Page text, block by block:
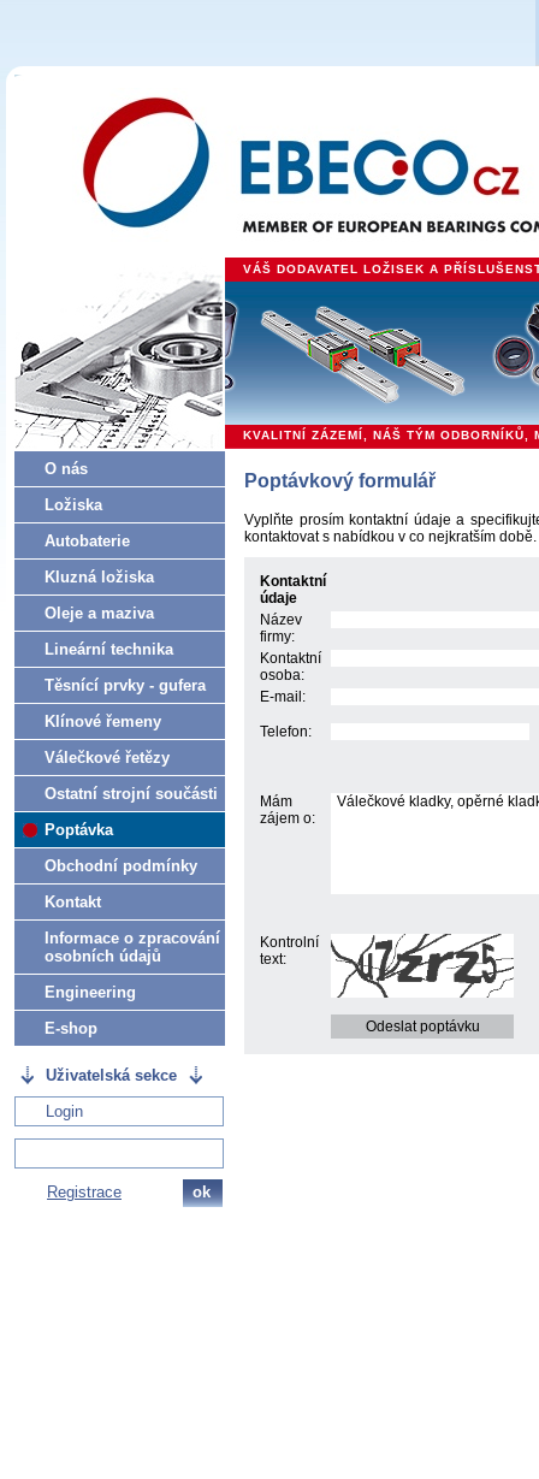
VÁŠ DODAVATEL LOŽISEK A
KVALITNÍ ZÁZEMÍ, NÁŠ TÝM ODBORNÍKŮ,
O nás
Ložiska
Autobaterie
Kluzná ložiska
Oleje a maziva
Lineární technika
Těsnící prvky - gufera
Klínové řemeny
Válečkové řetězy
Ostatní strojní součásti
Poptávka
Obchodní podmínky
Kontakt
Informace o zpracování
osobních údajů
Engineering
E-shop
Uživatelská sekce
Registrace ok
Poptávkový formulář
Vyplňte prosím kontaktní údaje a
kontaktovat s nabídkou v co nejkratším době.
Kontaktní
údaje
Název
firmy:
Kontaktní
osoba:
E-mail:
Telefon:
Mám
zájem o:
Kontrolní
text: